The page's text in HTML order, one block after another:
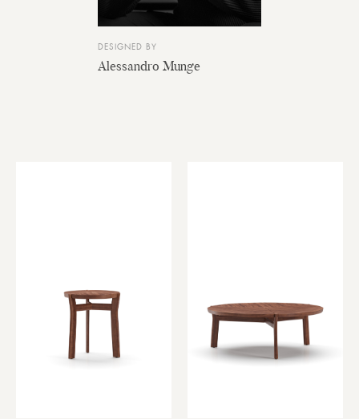
DESIGNED BY
Alessandro Munge